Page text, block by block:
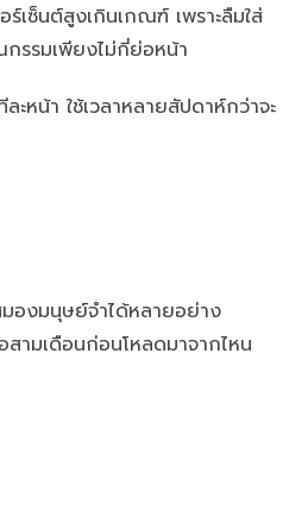
ร์เซ็นต์สูงเกินเกณฑ์ เพราะลืมใส่
รรมเพียงไม่กี่ย่อหน้า
หน้า ใช้เวลาหลายสัปดาห์กว่าจะ
องมนุษย์จำได้หลายอย่าง
สามเดือนก่อนโหลดมาจากไหน